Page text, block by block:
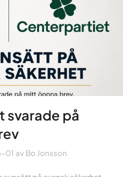
svarade på
01 av Bo Jonsson